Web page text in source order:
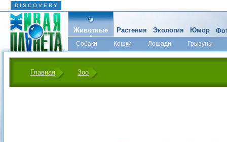
D I S C O V E R Y
Животные
Собаки Кошки Лошади
Грызуны
Микромир
Растения Экология Юмор
Главная Зоо